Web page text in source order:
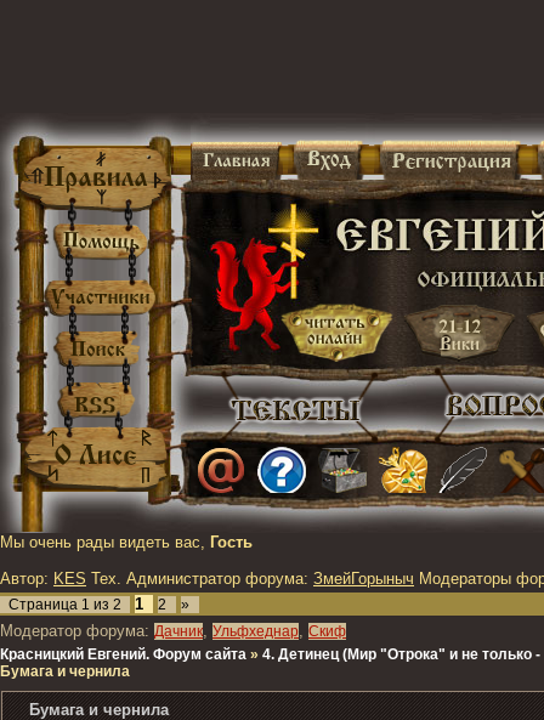
Мы очень рады видеть вас, Гость
Автор: KES Тех. Администратор форума: ЗмейГорыныч Модераторы
Страница 1 из 2 1 2 »
Модератор форума: Дачник, Ульфхеднар, Скиф
Красницкий Евгений. Форум сайта » 4. Детинец (Мир "Отрока" и не только
Бумага и чернила
Бумага и чернила